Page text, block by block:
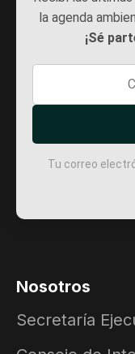
la agenda
¡Sé
Tu correo
Nosotros
Secretaría